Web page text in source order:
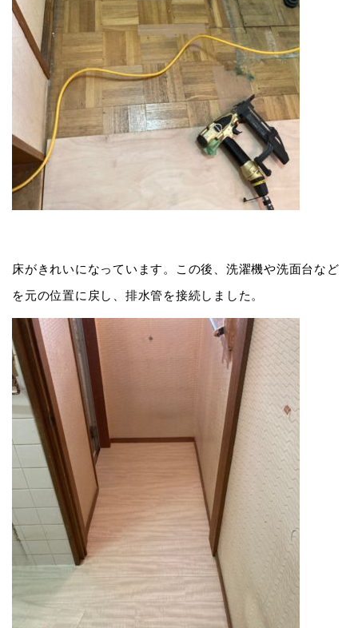
床がきれいになっています。この後、洗濯機や洗面台など
を元の位置に戻し、排水管を接続しました。